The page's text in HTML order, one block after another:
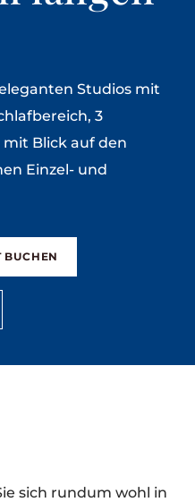
Studios mit
3
Blick auf den
Einzel- und
BUCHEN
sich rundum wohl in